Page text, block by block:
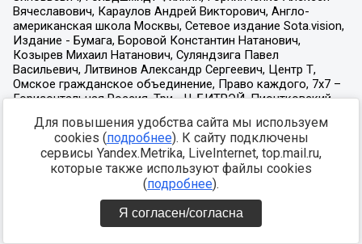
Для повышения удобства сайта мы используем
cookies (подробнее). К сайту подключены
сервисы Yandex.Metrika, LiveInternet, top.mail.ru,
которые также используют файлы cookies
(подробнее).
Я согласен/согласна